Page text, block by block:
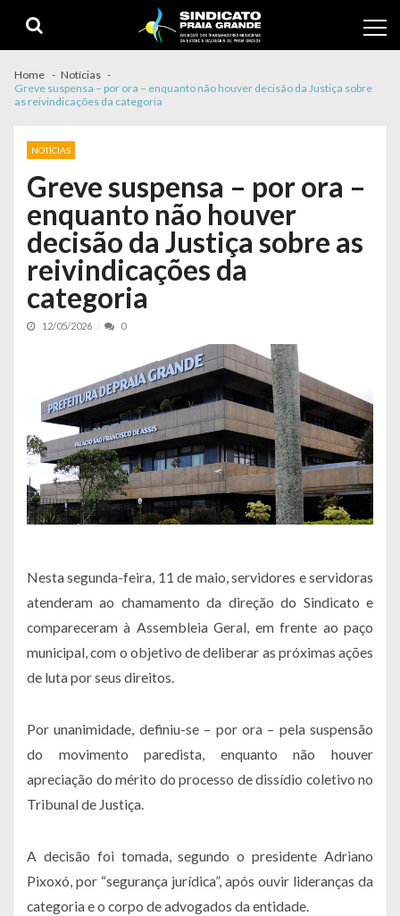
Home
Notícias
Greve suspensa – por ora – enquanto não houver decisão da Justiça sobre
as reivindicações da categoria
NOTÍCIAS
Greve suspensa – por ora –
enquanto não houver
decisão da Justiça sobre as
reivindicações da
categoria
12/05/2026 0
Nesta segunda-feira, 11 de maio, servidores e servidoras
atenderam ao chamamento da direção do Sindicato e
compareceram à Assembleia Geral, em frente ao paço
municipal, com o objetivo de deliberar as próximas ações
de luta por seus direitos.
Por unanimidade, definiu-se – por ora – pela suspensão
do movimento paredista, enquanto não houver
apreciação do mérito do processo de dissídio coletivo no
Tribunal de Justiça.
A decisão foi tomada, segundo o presidente Adriano
Pixoxó, por “segurança jurídica”, após ouvir lideranças da
categoria e o corpo de advogados da entidade.